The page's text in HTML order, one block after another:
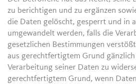
zu berichtigen und zu ergänzen
die Daten gelöscht, gesperrt und in
umgewandelt werden, falls die
gesetzlichen Bestimmungen
aus gerechtfertigtem Grund
Verarbeitung seiner Daten zu
gerechtfertigtem Grund, wenn